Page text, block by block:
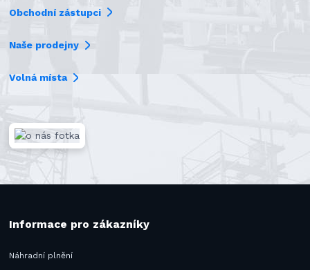
Obchodní zástupci
Naše prodejny
Volná místa
Informace pro zákazníky
Náhradní plnění